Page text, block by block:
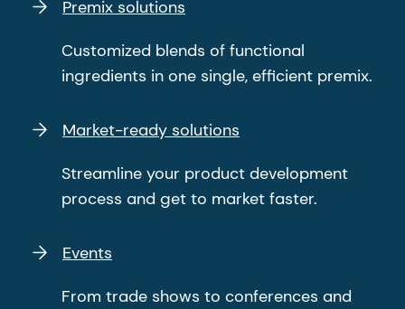
Premix solutions
Customized blends of functional
ingredients in one single, efficient premix.
Market-ready solutions
Streamline your product development
process and get to market faster.
Events
From trade shows to conferences and